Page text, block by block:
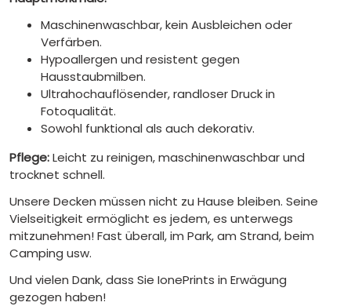
Maschinenwaschbar, kein Ausbleichen oder
Verfärben.
Hypoallergen und resistent gegen
Hausstaubmilben.
Ultrahochauflösender, randloser Druck in
Fotoqualität.
Sowohl funktional als auch dekorativ.
Pflege:Leicht zu reinigen, maschinenwaschbar und
trocknet schnell.
Unsere Decken müssen nicht zu Hause bleiben. Seine
Vielseitigkeit ermöglicht es jedem, es unterwegs
mitzunehmen! Fast überall, im Park, am Strand, beim
Camping usw.
Und vielen Dank, dass Sie IonePrints in Erwägung
gezogen haben!